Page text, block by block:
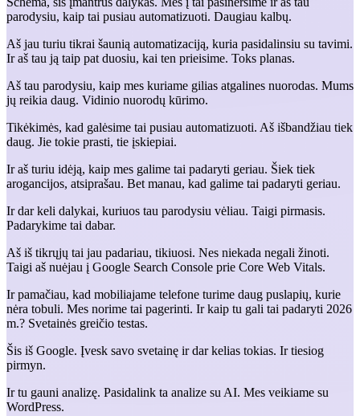
parodysiu, kaip tai pusiau automatizuoti. Daugiau kalbų.
Aš jau turiu tikrai šaunią automatizaciją, kuria pasidalinsiu su tavimi.
Ir aš tau ją taip pat duosiu, kai ten prieisime. Toks planas.
Aš tau parodysiu, kaip mes kuriame gilias atgalines nuorodas. Mums
jų reikia daug. Vidinio nuorodų kūrimo.
Tikėkimės, kad galėsime tai pusiau automatizuoti. Aš išbandžiau tiek
daug. Jie tokie prasti, tie įskiepiai.
Ir aš turiu idėją, kaip mes galime tai padaryti geriau. Šiek tiek
arogancijos, atsiprašau. Bet manau, kad galime tai padaryti geriau.
Ir dar keli dalykai, kuriuos tau parodysiu vėliau. Taigi pirmasis.
Padarykime tai dabar.
Aš iš tikrųjų tai jau padariau, tikiuosi. Nes niekada negali žinoti.
Taigi aš nuėjau į Google Search Console prie Core Web Vitals.
Ir pamačiau, kad mobiliajame telefone turime daug puslapių, kurie
nėra tobuli. Mes norime tai pagerinti. Ir kaip tu gali tai padaryti 2026
m.? Svetainės greičio testas.
Šis iš Google. Įvesk savo svetainę ir dar kelias tokias. Ir tiesiog
pirmyn.
Ir tu gauni analizę. Pasidalink ta analize su AI. Mes veikiame su
WordPress.